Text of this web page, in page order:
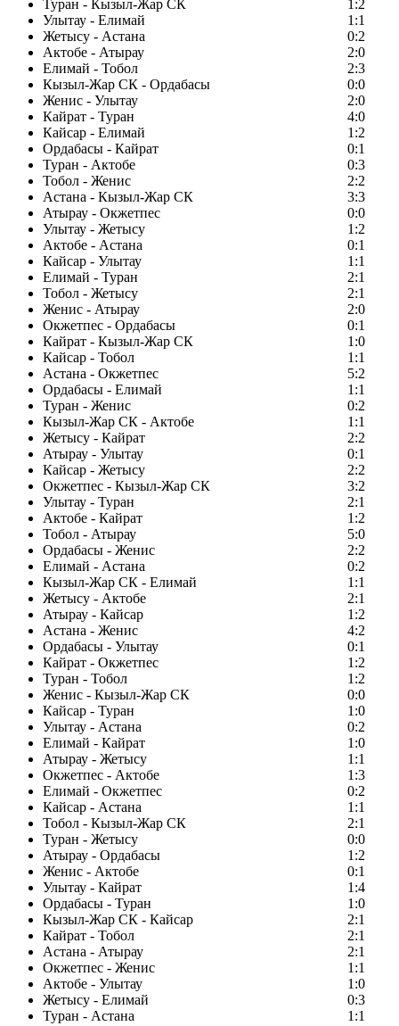
Туран - Кызыл-Жар СК
1:2
Улытау - Елимай
1:1
Жетысу - Астана
0:2
Актобе - Атырау
2:0
Елимай - Тобол
2:3
Кызыл-Жар СК - Ордабасы
0:0
Женис - Улытау
2:0
Кайрат - Туран
4:0
Кайсар - Елимай
1:2
Ордабасы - Кайрат
0:1
Туран - Актобе
0:3
Тобол - Женис
2:2
Астана - Кызыл-Жар СК
3:3
Атырау - Окжетпес
0:0
Улытау - Жетысу
1:2
Актобе - Астана
0:1
Кайсар - Улытау
1:1
Елимай - Туран
2:1
Тобол - Жетысу
2:1
Женис - Атырау
2:0
Окжетпес - Ордабасы
0:1
Кайрат - Кызыл-Жар СК
1:0
Кайсар - Тобол
1:1
Астана - Окжетпес
5:2
Ордабасы - Елимай
1:1
Туран - Женис
0:2
Кызыл-Жар СК - Актобе
1:1
Жетысу - Кайрат
2:2
Атырау - Улытау
0:1
Кайсар - Жетысу
2:2
Окжетпес - Кызыл-Жар СК
3:2
Улытау - Туран
2:1
Актобе - Кайрат
1:2
Тобол - Атырау
5:0
Ордабасы - Женис
2:2
Елимай - Астана
0:2
Кызыл-Жар СК - Елимай
1:1
Жетысу - Актобе
2:1
Атырау - Кайсар
1:2
Астана - Женис
4:2
Ордабасы - Улытау
0:1
Кайрат - Окжетпес
1:2
Туран - Тобол
1:2
Женис - Кызыл-Жар СК
0:0
Кайсар - Туран
1:0
Улытау - Астана
0:2
Елимай - Кайрат
1:0
Атырау - Жетысу
1:1
Окжетпес - Актобе
1:3
Елимай - Окжетпес
0:2
Кайсар - Астана
1:1
Тобол - Кызыл-Жар СК
2:1
Туран - Жетысу
0:0
Атырау - Ордабасы
1:2
Женис - Актобе
0:1
Улытау - Кайрат
1:4
Ордабасы - Туран
1:0
Кызыл-Жар СК - Кайсар
2:1
Кайрат - Тобол
2:1
Астана - Атырау
2:1
Окжетпес - Женис
1:1
Актобе - Улытау
1:0
Жетысу - Елимай
0:3
Туран - Астана
1:1